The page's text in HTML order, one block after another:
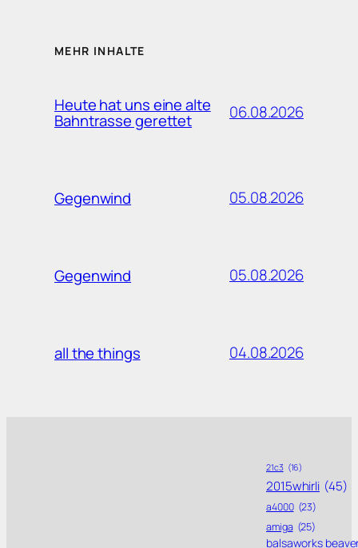
MEHR INHALTE
Heute hat uns eine alte
Bahntrasse gerettet 06.08.2026
Gegenwind 05.08.2026
Gegenwind 05.08.2026
all the things 04.08.2026
21c3 (16)
2015whirli (45)
a4000 (23)
amiga (25)
balsaworks